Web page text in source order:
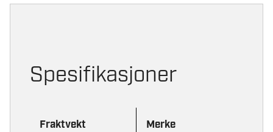
Spesifikasjoner
Fraktvekt
Merke